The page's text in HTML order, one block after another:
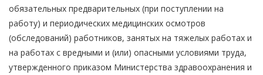
обязательных предварительных (при поступлении на
работу) и периодических медицинских осмотров
(обследований) работников, занятых на тяжелых работах и
на работах с вредными и (или) опасными условиями труда,
утвержденного приказом Министерства здравоохранения и